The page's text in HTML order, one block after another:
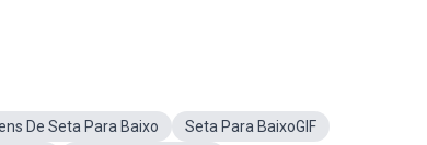
De Seta Para Baixo
Seta Para BaixoGIF